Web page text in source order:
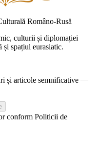
Româno-Rusă
culturii și diplomației
și spațiul eurasiatic.
și articole semnificative —
conform Politicii de